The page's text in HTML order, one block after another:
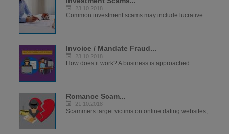
23.10.2018
Common investment scams may include lucrative
Invoice / Mandate Fraud...
23.10.2018
How does it work? A business is approached
Romance Scam...
21.10.2018
Scammers target victims on online dating websites,